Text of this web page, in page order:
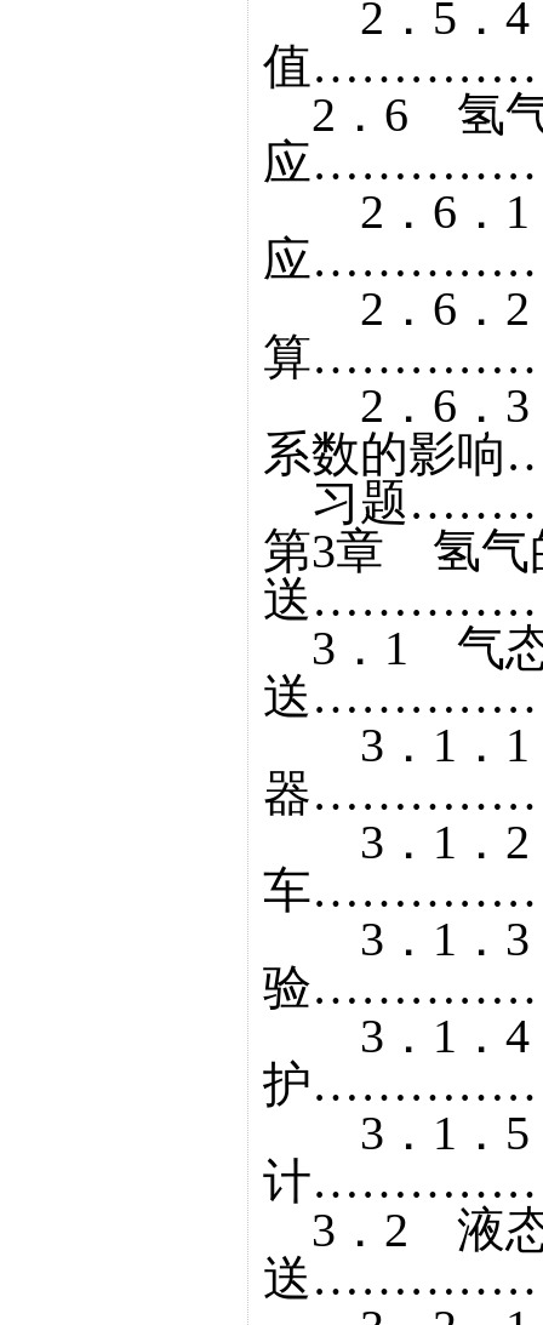
2．5．4
值
2．6 氢气
应
2．6．1
应
2．6．2
算
2．6．3
系数的影
习题
第3章 氢气
送
3．1 气态
送
3．1．1
器
3．1．2
车
3．1．3
验
3．1．4
护
3．1．5
计
3．2 液态
送